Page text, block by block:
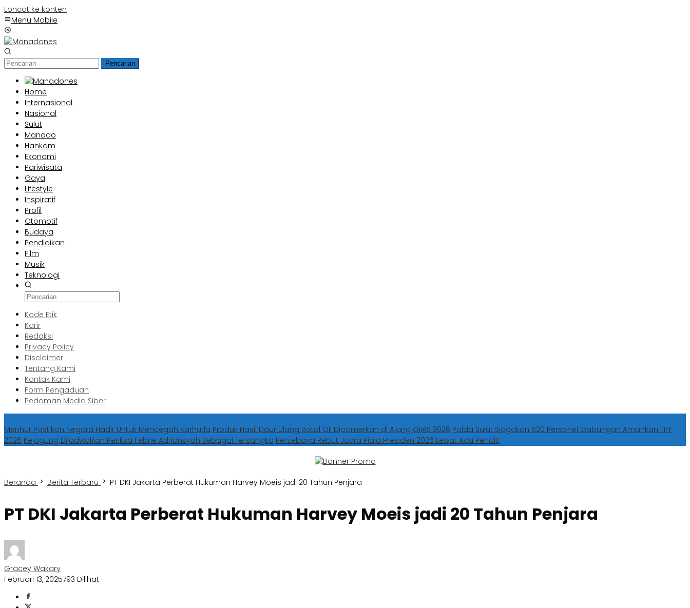
Loncat ke konten
Menu Mobile
Pencarian
Home
Internasional
Nasional
Sulut
Manado
Hankam
Ekonomi
Pariwisata
Gaya
Lifestyle
Inspiratif
Profil
Otomotif
Budaya
Pendidikan
Film
Musik
Teknologi
Kode Etik
Karir
Redaksi
Privacy Policy
Disclaimer
Tentang Kami
Kontak Kami
Form Pengaduan
Pedoman Media Siber
Menhut Pastikan Negara Hadir Untuk Mencegah Karhutla Produk Hasil Daur Ulang Botol Oli Dipamerkan di Ajang GIIAS 2026 Polda Sulut Siagakan 520 Personel Gabungan Amankan TIFF
2026 Kejagung Dijadwalkan Periksa Febrie Adriansyah Sebagai Tersangka Persebaya Rebut Juara Piala Presiden 2026 Lewat Adu Penalti
Beranda Berita Terbaru PT DKI Jakarta Perberat Hukuman Harvey Moeis jadi 20 Tahun Penjara
PT DKI Jakarta Perberat Hukuman Harvey Moeis jadi 20 Tahun Penjara
Gracey Wakary
Februari 13, 2025793 Dilihat